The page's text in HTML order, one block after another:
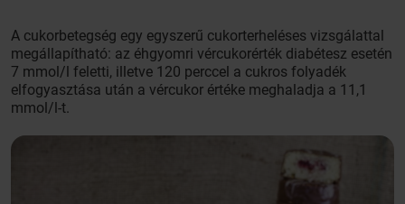
A cukorbetegség egy egyszerű cukorterheléses vizsgálattal
megállapítható: az éhgyomri vércukorérték diabétesz esetén
7 mmol/l feletti, illetve 120 perccel a cukros folyadék
elfogyasztása után a vércukor értéke meghaladja a 11,1
mmol/l-t.